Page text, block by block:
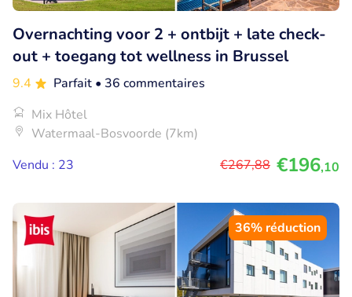
Overnachting voor 2 + ontbijt + late check-
out + toegang tot wellness in Brussel
9.4 Parfait • 36 commentaires
Mix Hôtel
Watermaal-Bosvoorde (7km)
Vendu : 23
€267,88 €196,10
36% réduction